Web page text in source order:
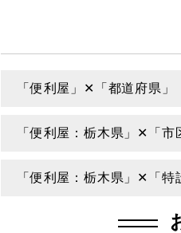
「便利屋」✕「都道府県」
「便利屋：栃木県」✕「市
「便利屋：栃木県」✕「特